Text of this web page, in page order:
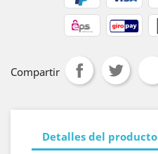
Compartir
Detalles del producto